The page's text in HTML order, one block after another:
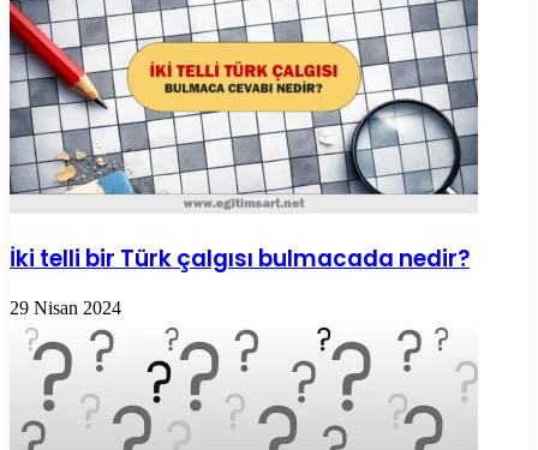
İki telli bir Türk çalgısı bulmacada nedir?
29 Nisan 2024